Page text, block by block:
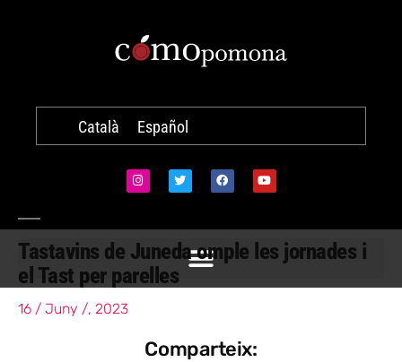
Català Español
Tastavins de Juneda omple les jornades i
el Tast per parelles
16 / Juny /, 2023
Comparteix: